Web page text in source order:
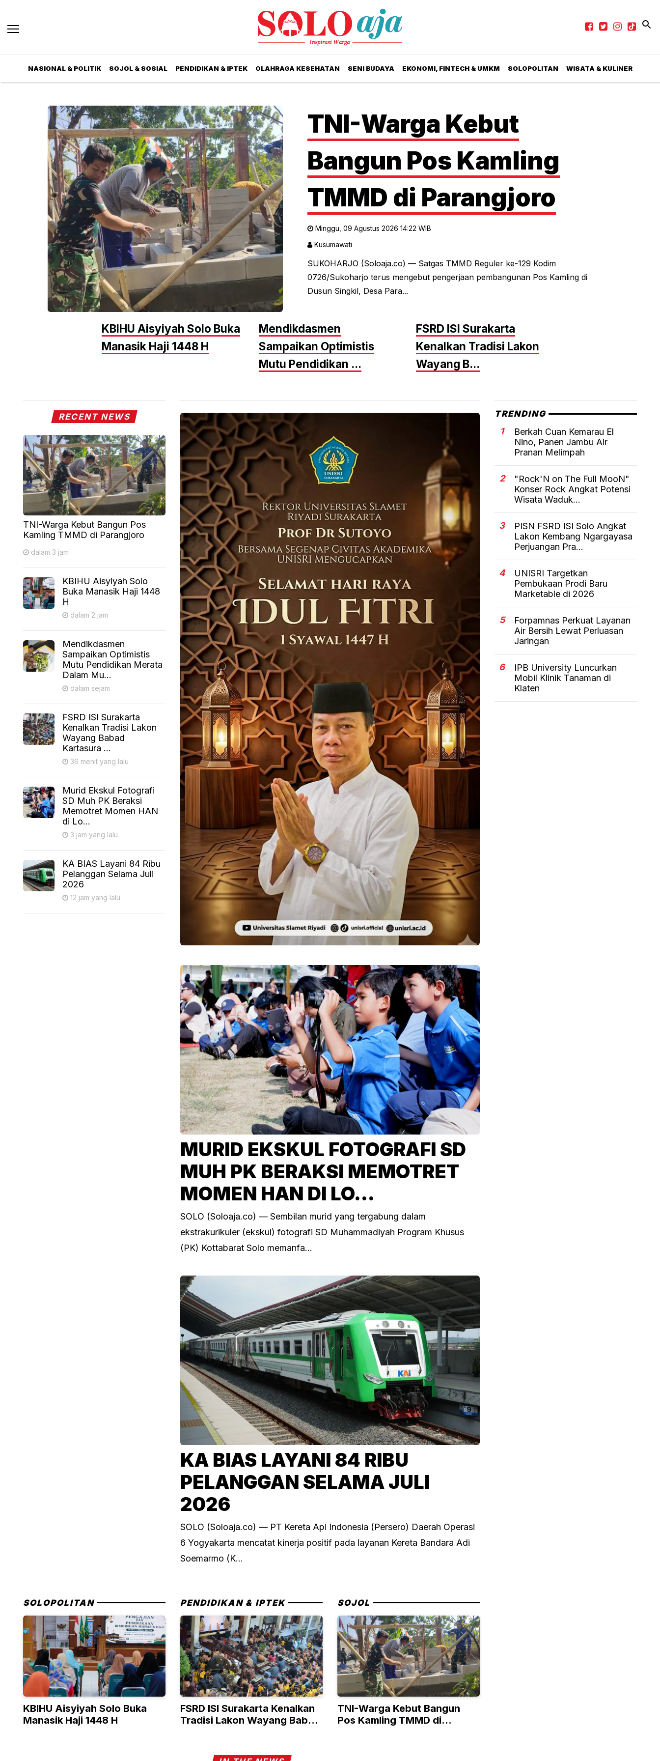
NASIONAL & POLITIK SOJOL & SOSIAL PENDIDIKAN & IPTEK OLAHRAGA KESEHATAN SENI BUDAYA EKONOMI, FINTECH & UMKM SOLOPOLITAN WISATA & KULINER
TNI-Warga Kebut
Bangun Pos Kamling
TMMD di Parangjoro
Minggu, 09 Agustus 2026 14:22 WIB
Kusumawati
SUKOHARJO (Soloaja.co) — Satgas TMMD Reguler ke-129 Kodim
0726/Sukoharjo terus mengebut pengerjaan pembangunan Pos Kamling di
Dusun Singkil, Desa Para...
KBIHU Aisyiyah Solo Buka
Manasik Haji 1448 H
Mendikdasmen
Sampaikan Optimistis
Mutu Pendidikan ...
FSRD ISI Surakarta
Kenalkan Tradisi Lakon
Wayang B...
RECENT NEWS
TNI-Warga Kebut Bangun Pos
Kamling TMMD di Parangjoro
dalam 3 jam
KBIHU Aisyiyah Solo
Buka Manasik Haji 1448
H
dalam 2 jam
Mendikdasmen
Sampaikan Optimistis
Mutu Pendidikan Merata
Dalam Mu...
dalam sejam
FSRD ISI Surakarta
Kenalkan Tradisi Lakon
Wayang Babad
Kartasura ...
36 menit yang lalu
Murid Ekskul Fotografi
SD Muh PK Beraksi
Memotret Momen HAN
di Lo...
3 jam yang lalu
KA BIAS Layani 84 Ribu
Pelanggan Selama Juli
2026
12 jam yang lalu
MURID EKSKUL FOTOGRAFI SD
MUH PK BERAKSI MEMOTRET
MOMEN HAN DI LO...
SOLO (Soloaja.co) — Sembilan murid yang tergabung dalam
ekstrakurikuler (ekskul) fotografi SD Muhammadiyah Program Khusus
(PK) Kottabarat Solo memanfa...
KA BIAS LAYANI 84 RIBU
PELANGGAN SELAMA JULI
2026
SOLO (Soloaja.co) — PT Kereta Api Indonesia (Persero) Daerah Operasi
6 Yogyakarta mencatat kinerja positif pada layanan Kereta Bandara Adi
Soemarmo (K...
SOLOPOLITAN
KBIHU Aisyiyah Solo Buka
Manasik Haji 1448 H
PENDIDIKAN & IPTEK
FSRD ISI Surakarta Kenalkan
Tradisi Lakon Wayang Babad
SOJOL
TNI-Warga Kebut Bangun
Pos Kamling TMMD di
TRENDING
1
Berkah Cuan Kemarau El
Nino, Panen Jambu Air
Pranan Melimpah
2
"Rock'N on The Full MooN"
Konser Rock Angkat Potensi
Wisata Waduk...
3
PISN FSRD ISI Solo Angkat
Lakon Kembang Ngargayasa
Perjuangan Pra...
4
UNISRI Targetkan
Pembukaan Prodi Baru
Marketable di 2026
5
Forpamnas Perkuat Layanan
Air Bersih Lewat Perluasan
Jaringan
6
IPB University Luncurkan
Mobil Klinik Tanaman di
Klaten